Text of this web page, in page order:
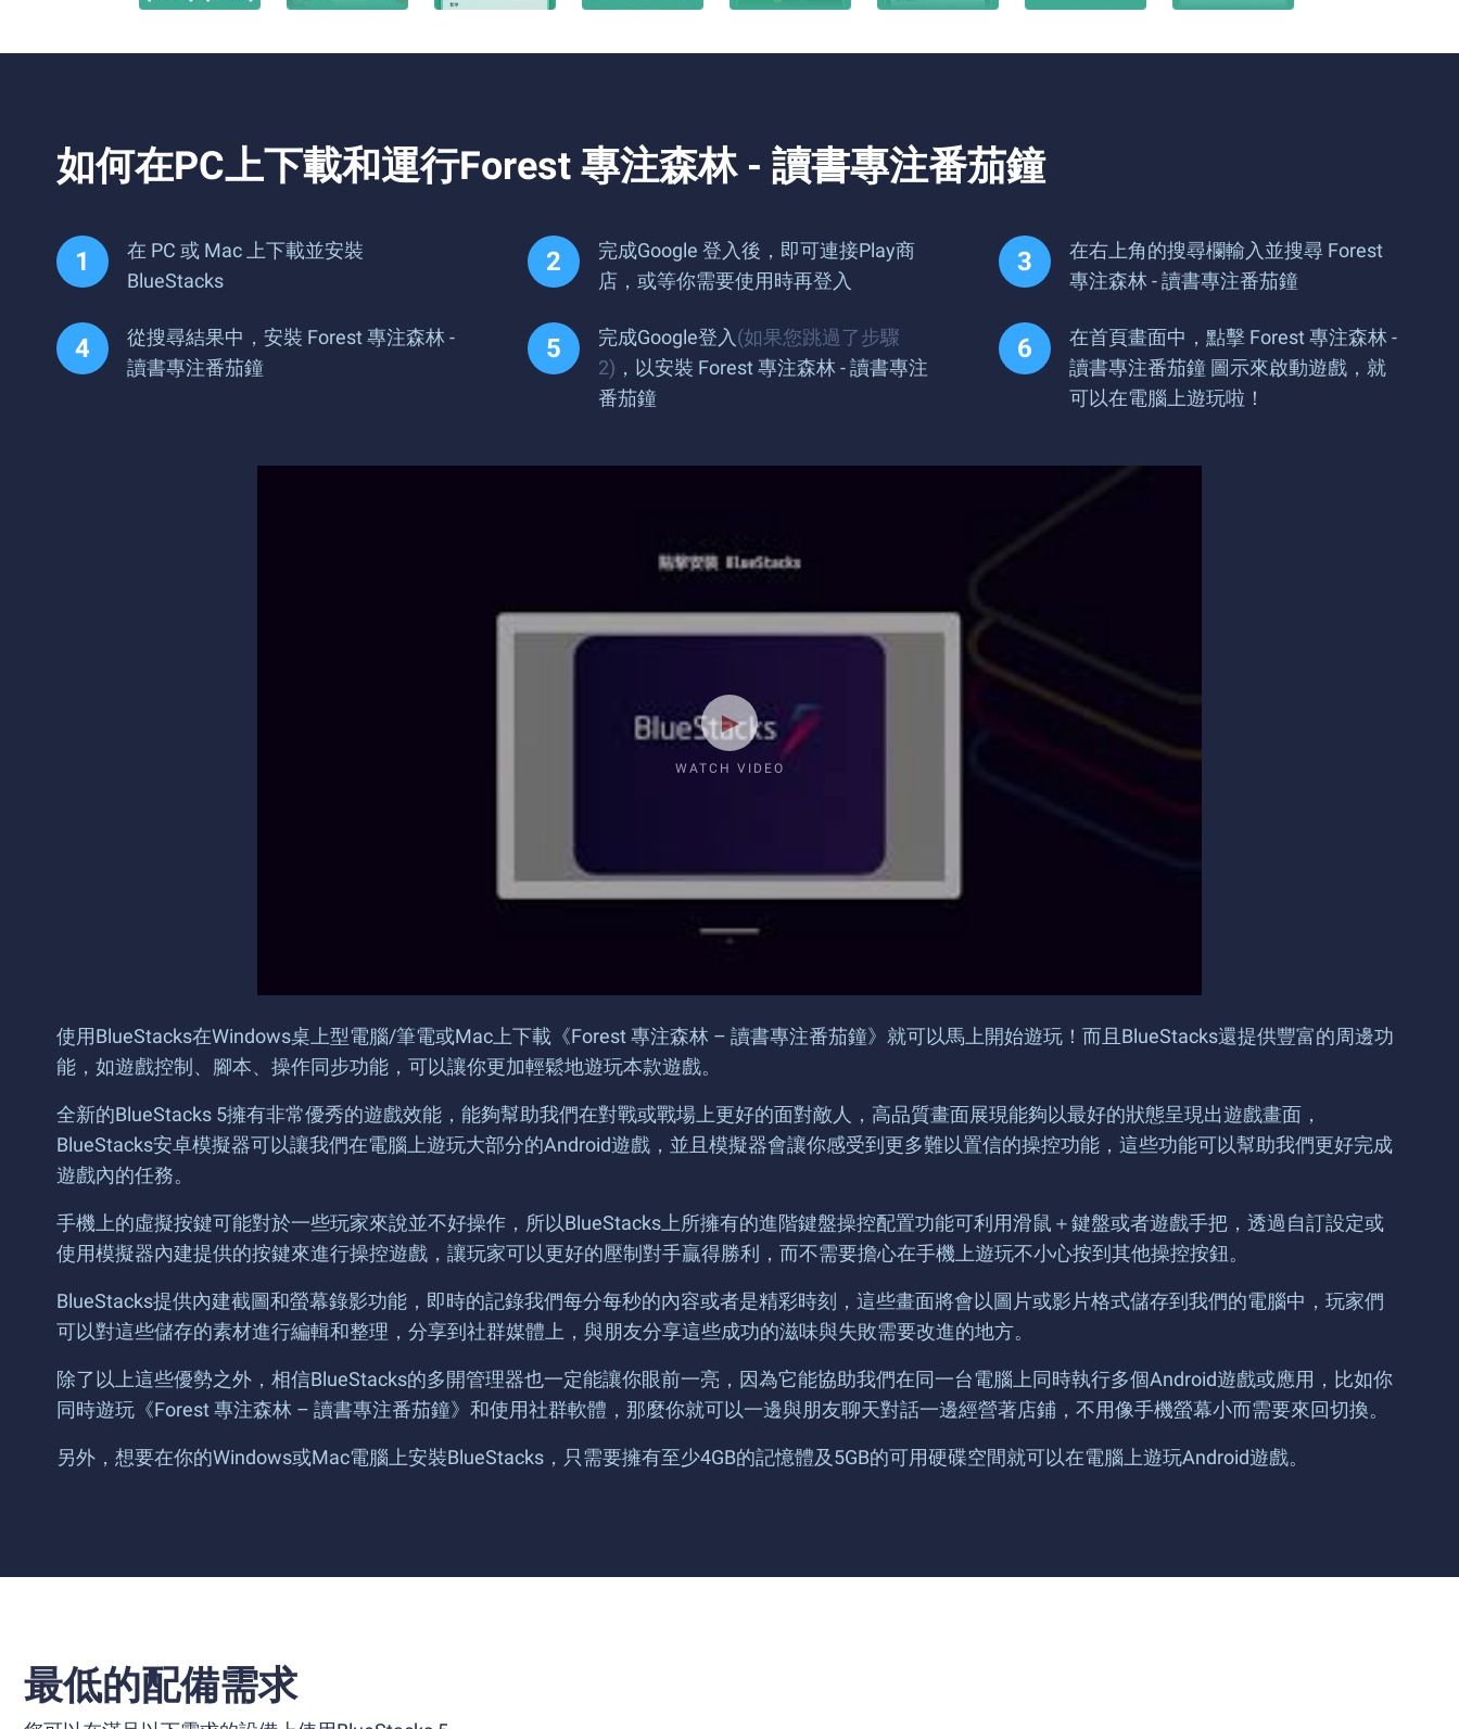
如何在PC上下載和運行Forest 專注森林 - 讀書專注番茄鐘
在 PC 或 Mac 上下載並安裝
BlueStacks
完成Google 登入後，即可連接Play商
店，或等你需要使用時再登入
在右上角的搜尋欄輸入並搜尋 Forest
專注森林 - 讀書專注番茄鐘
從搜尋結果中，安裝 Forest 專注森林 -
讀書專注番茄鐘
完成Google登入 (如果您跳過了步驟
2) ，以安裝 Forest 專注森林 - 讀書專注
番茄鐘
在首頁畫面中，點擊 Forest 專注森林 -
讀書專注番茄鐘 圖示來啟動遊戲，就
可以在電腦上遊玩啦！
WATCH VIDEO
使用BlueStacks在Windows桌上型電腦/筆電或Mac上下載《Forest 專注森林 – 讀書專注番茄鐘》就可以馬上開始遊玩！而且BlueStacks還提供豐富的周邊功
能，如遊戲控制、腳本、操作同步功能，可以讓你更加輕鬆地遊玩本款遊戲。
全新的BlueStacks 5擁有非常優秀的遊戲效能，能夠幫助我們在對戰或戰場上更好的面對敵人，高品質畫面展現能夠以最好的狀態呈現出遊戲畫面，
BlueStacks安卓模擬器可以讓我們在電腦上遊玩大部分的Android遊戲，並且模擬器會讓你感受到更多難以置信的操控功能，這些功能可以幫助我們更好完成
遊戲內的任務。
手機上的虛擬按鍵可能對於一些玩家來說並不好操作，所以BlueStacks上所擁有的進階鍵盤操控配置功能可利用滑鼠＋鍵盤或者遊戲手把，透過自訂設定或
使用模擬器內建提供的按鍵來進行操控遊戲，讓玩家可以更好的壓制對手贏得勝利，而不需要擔心在手機上遊玩不小心按到其他操控按鈕。
BlueStacks提供內建截圖和螢幕錄影功能，即時的記錄我們每分每秒的內容或者是精彩時刻，這些畫面將會以圖片或影片格式儲存到我們的電腦中，玩家們
可以對這些儲存的素材進行編輯和整理，分享到社群媒體上，與朋友分享這些成功的滋味與失敗需要改進的地方。
除了以上這些優勢之外，相信BlueStacks的多開管理器也一定能讓你眼前一亮，因為它能協助我們在同一台電腦上同時執行多個Android遊戲或應用，比如你
同時遊玩《Forest 專注森林 – 讀書專注番茄鐘》和使用社群軟體，那麼你就可以一邊與朋友聊天對話一邊經營著店鋪，不用像手機螢幕小而需要來回切換。
另外，想要在你的Windows或Mac電腦上安裝BlueStacks，只需要擁有至少4GB的記憶體及5GB的可用硬碟空間就可以在電腦上遊玩Android遊戲。
最低的配備需求